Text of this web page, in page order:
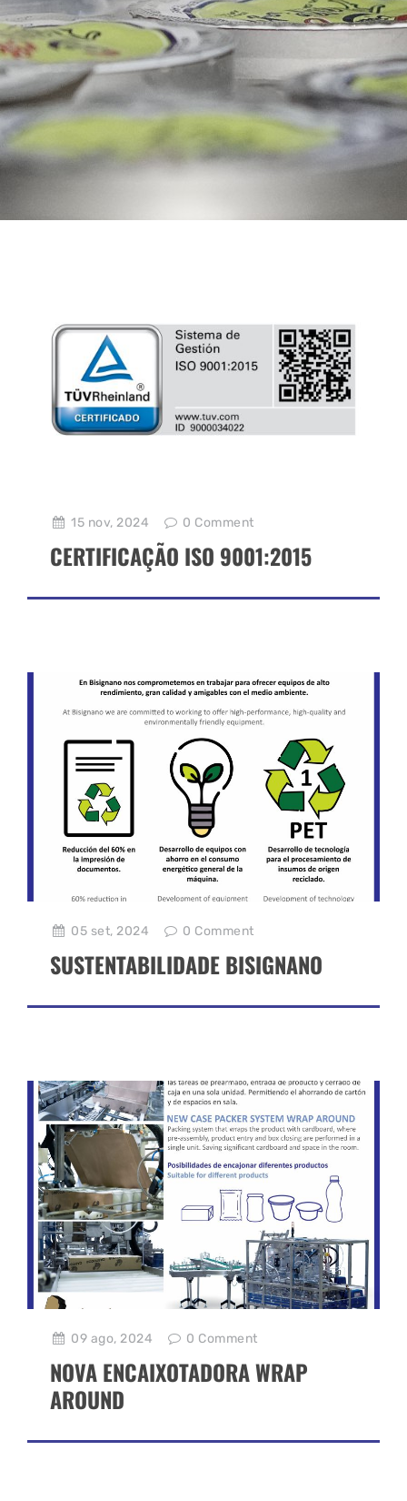
15 nov, 2024 0 Comment
CERTIFICAÇÃO ISO 9001:2015
05 set, 2024 0 Comment
SUSTENTABILIDADE BISIGNANO
09 ago, 2024 0 Comment
NOVA ENCAIXOTADORA WRAP
AROUND